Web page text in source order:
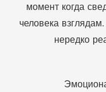
момент когда
человека
нередко